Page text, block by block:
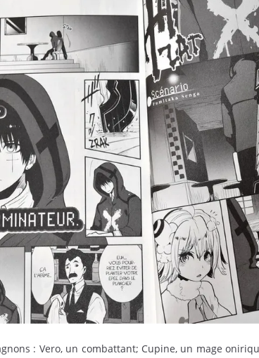
: Vero, un combattant; Cupine, un mage